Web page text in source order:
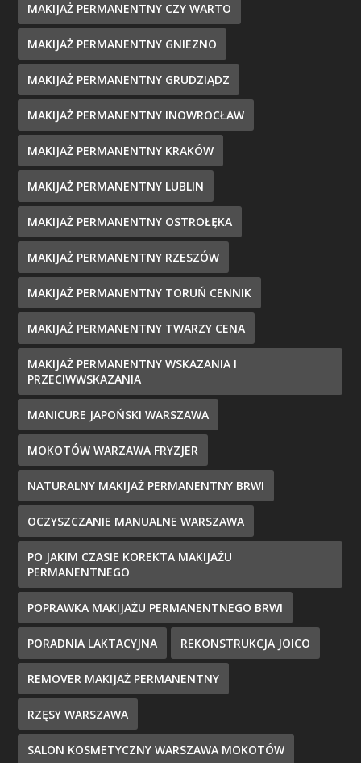
MAKIJAŻ PERMANENTNY CZY WARTO
MAKIJAŻ PERMANENTNY GNIEZNO
MAKIJAŻ PERMANENTNY GRUDZIĄDZ
MAKIJAŻ PERMANENTNY INOWROCŁAW
MAKIJAŻ PERMANENTNY KRAKÓW
MAKIJAŻ PERMANENTNY LUBLIN
MAKIJAŻ PERMANENTNY OSTROŁĘKA
MAKIJAŻ PERMANENTNY RZESZÓW
MAKIJAŻ PERMANENTNY TORUŃ CENNIK
MAKIJAŻ PERMANENTNY TWARZY CENA
MAKIJAŻ PERMANENTNY WSKAZANIA I
PRZECIWWSKAZANIA
MANICURE JAPOŃSKI WARSZAWA
MOKOTÓW WARZAWA FRYZJER
NATURALNY MAKIJAŻ PERMANENTNY BRWI
OCZYSZCZANIE MANUALNE WARSZAWA
PO JAKIM CZASIE KOREKTA MAKIJAŻU
PERMANENTNEGO
POPRAWKA MAKIJAŻU PERMANENTNEGO BRWI
PORADNIA LAKTACYJNA REKONSTRUKCJA JOICO
REMOVER MAKIJAŻ PERMANENTNY
RZĘSY WARSZAWA
SALON KOSMETYCZNY WARSZAWA MOKOTÓW